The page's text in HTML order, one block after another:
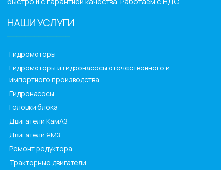
НАШИ УСЛУГИ
Гидромоторы
Гидромоторы и гидронасосы отечественного и
импортного производства
Гидронасосы
Головки блока
Двигатели КамАЗ
Двигатели ЯМЗ
Ремонт редуктора
Тракторные двигатели